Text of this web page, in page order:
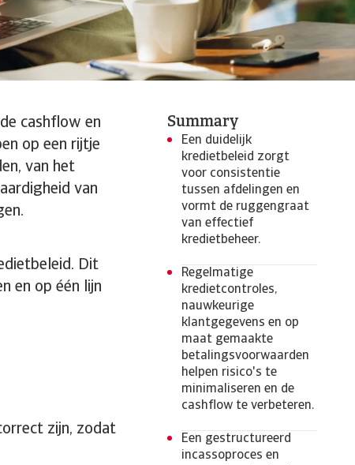
cashflow en
op een rijtje
van het
van
Dit
en op één lijn
zijn, zodat
Summary
Een duidelijk
kredietbeleid zorgt
voor consistentie
tussen afdelingen en
vormt de ruggengraat
van effectief
kredietbeheer.
Regelmatige
kredietcontroles,
nauwkeurige
klantgegevens en op
maat gemaakte
betalingsvoorwaarden
helpen risico's te
minimaliseren en de
cashflow te verbeteren.
Een gestructureerd
incassoproces en